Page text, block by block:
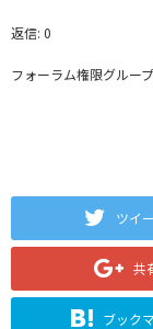
返信: 0
フォーラム権限グルー
ツイ
共
ブック